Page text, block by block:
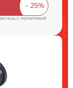
c политикой